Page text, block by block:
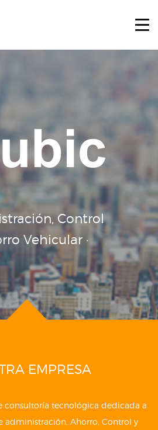
GPS
SESIÓN
Control
Vehicular ·
EMPRESA
consultoría tecnológica dedicada a
administración, Ahorro, Control y